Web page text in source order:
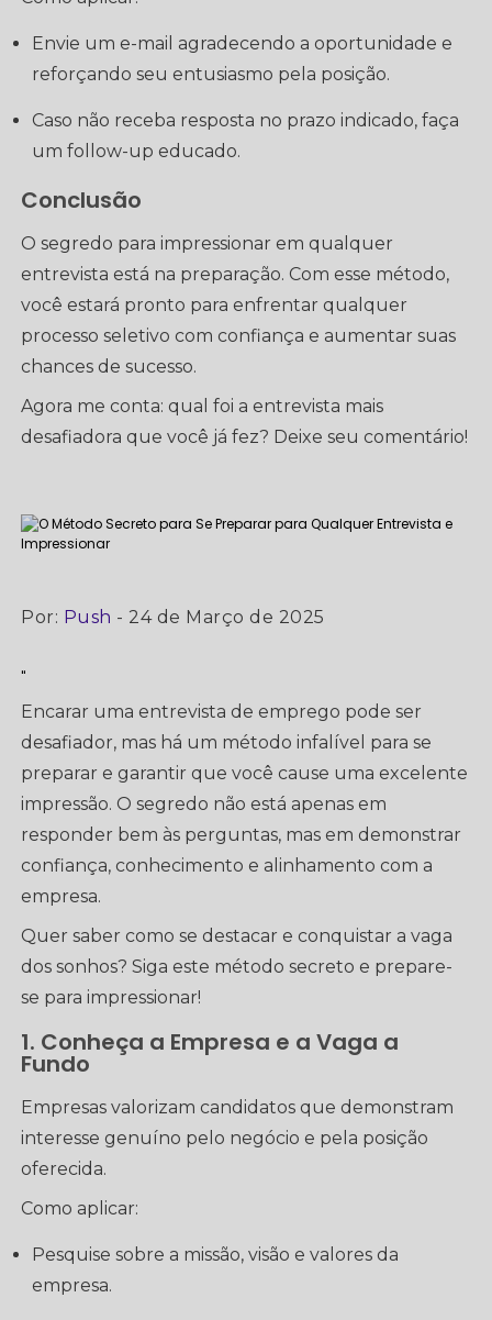
Envie um e-mail agradecendo a oportunidade e
reforçando seu entusiasmo pela posição.
Caso não receba resposta no prazo indicado, faça
um follow-up educado.
Conclusão
O segredo para impressionar em qualquer
entrevista está na preparação. Com esse método,
você estará pronto para enfrentar qualquer
processo seletivo com confiança e aumentar suas
chances de sucesso.
Agora me conta: qual foi a entrevista mais
desafiadora que você já fez? Deixe seu comentário!
Por: Push - 24 de Março de 2025
"
Encarar uma entrevista de emprego pode ser
desafiador, mas há um método infalível para se
preparar e garantir que você cause uma excelente
impressão. O segredo não está apenas em
responder bem às perguntas, mas em demonstrar
confiança, conhecimento e alinhamento com a
empresa.
Quer saber como se destacar e conquistar a vaga
dos sonhos? Siga este método secreto e prepare-
se para impressionar!
1. Conheça a Empresa e a Vaga a
Fundo
Empresas valorizam candidatos que demonstram
interesse genuíno pelo negócio e pela posição
oferecida.
Como aplicar:
Pesquise sobre a missão, visão e valores da
empresa.